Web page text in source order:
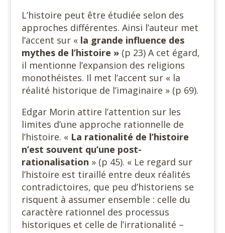
L’histoire peut être étudiée selon des
approches différentes. Ainsi l’auteur met
l’accent sur « la grande influence des
mythes de l’histoire »(p 23) A cet égard,
il mentionne l’expansion des religions
monothéistes. Il met l’accent sur « la
réalité historique de l’imaginaire » (p 69).
Edgar Morin attire l’attention sur les
limites d’une approche rationnelle de
l’histoire. « La rationalité de l’histoire
n’est souvent qu’une post-
rationalisation » (p 45). « Le regard sur
l’histoire est tiraillé entre deux réalités
contradictoires, que peu d’historiens se
risquent à assumer ensemble : celle du
caractère rationnel des processus
historiques et celle de l’irrationalité –